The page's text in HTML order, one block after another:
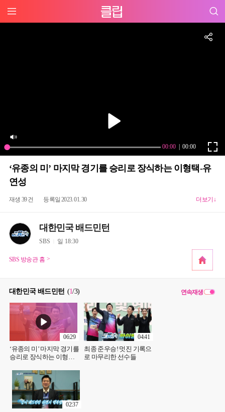
‘유종의 미’ 마지막 경기를 승리로 장식하는 이형택-유
연성
재생 39 건 등록일 2023. 01. 30 더보기↓
대한민국 배드민턴
SBS 일 18:30
SBS 방송관 홈
대한민국 배드민턴 (1/3) 연속재생
‘유종의 미’ 마지막 경기를
승리로 장식하는 이형택-
06:29
최종 준우승! 멋진 기록으
로 마무리한 선수들
04:41
02:37